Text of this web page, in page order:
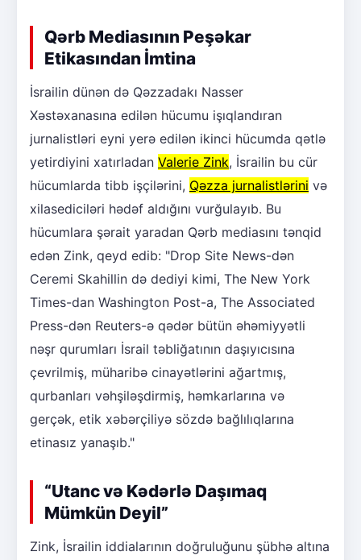
Qərb Mediasının Peşəkar
Etikasından İmtina
İsrailin dünən də Qəzzadakı Nasser
Xəstəxanasına edilən hücumu işıqlandıran
jurnalistləri eyni yerə edilən ikinci hücumda qətlə
yetirdiyini xatırladan Valerie Zink, İsrailin bu cür
hücumlarda tibb işçilərini, Qəzza jurnalistlərini və
xilasediciləri hədəf aldığını vurğulayıb. Bu
hücumlara şərait yaradan Qərb mediasını tənqid
edən Zink, qeyd edib: "Drop Site News-dən
Ceremi Skahillin də dediyi kimi, The New York
Times-dan Washington Post-a, The Associated
Press-dən Reuters-ə qədər bütün əhəmiyyətli
nəşr qurumları İsrail təbliğatının daşıyıcısına
çevrilmiş, müharibə cinayətlərini ağartmış,
qurbanları vəhşiləşdirmiş, həmkarlarına və
gerçək, etik xəbərçiliyə sözdə bağlılıqlarına
etinasız yanaşıb."
“Utanc və Kədərlə Daşımaq
Mümkün Deyil”
Zink, İsrailin iddialarının doğruluğunu şübhə altına